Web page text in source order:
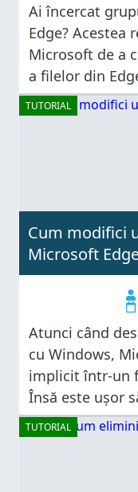
Ai încercat
Edge? Acestea
Microsoft de a
a filelor din
ales dacă ai
poți să creezi mai
TUTORIAL
Cum modifici
Microsoft
Atunci când
cu Windows,
implicit într-un
Însă este ușor
descărcate de
alt folder. În
TUTORIAL